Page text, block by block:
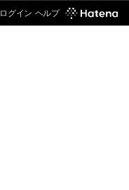
ログイン ヘルプ